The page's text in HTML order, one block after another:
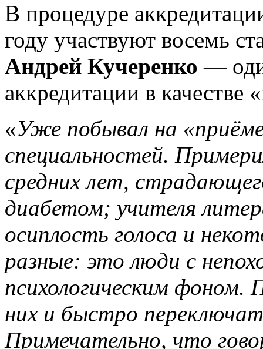
В процедуре
году участвуют восемь
Андрей Кучеренко—
аккредитации в качестве
«Уже побывал на
специальностей.
средних лет,
диабетом; учителя
осиплость голоса и
разные: это люди с
психологическим
них и быстро
Примечательно, что